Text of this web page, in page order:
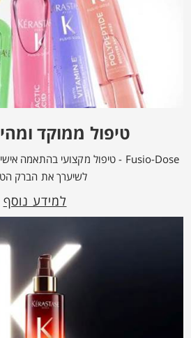
טיפול ממוקד
לשיערך את הברק
למידע נוסף